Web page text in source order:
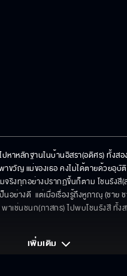
หาหลักฐานในบ้านอิสรา(อดิศร) ทั้ง
ขวัญ แม่ของเธอ คงไม่ได้ตายด้วยอุบั
ริงทุกอย่างปรากฏขึ้นก็ตาม โชนรังสี(
อย่างดี  แต่เมื่อเรื่องรู้ถึงหูภาณุ (ชาย
พาเช่นชนก(ภาสกร) ไปพบโชนรังสี
เพิ่มเติม